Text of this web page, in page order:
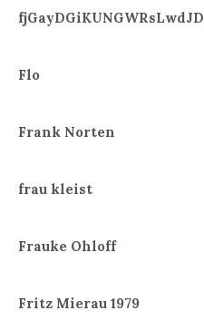
fjGayDGiKUNGWRsLwdJD
Flo
Frank Norten
frau kleist
Frauke Ohloff
Fritz Mierau 1979